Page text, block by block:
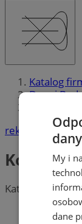
Katalog
Dom i
reklama
Kominki
Kategoria nie
Dodaj firmę
My i
dane